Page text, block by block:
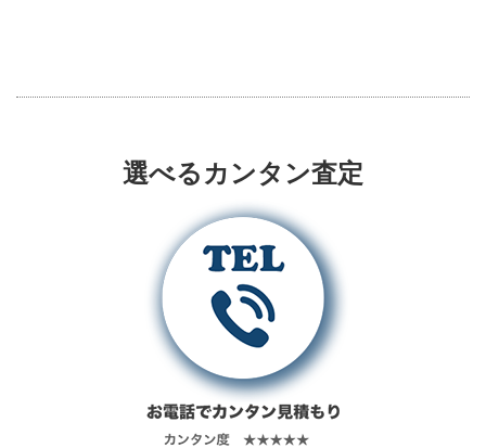
選べるカンタン査定